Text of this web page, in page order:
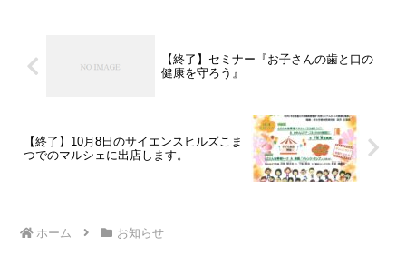
【終了】セミナー『お子さんの歯と口の
健康を守ろう』
【終了】10月8日のサイエンスヒルズこま
つでのマルシェに出店します。
ホーム お知らせ